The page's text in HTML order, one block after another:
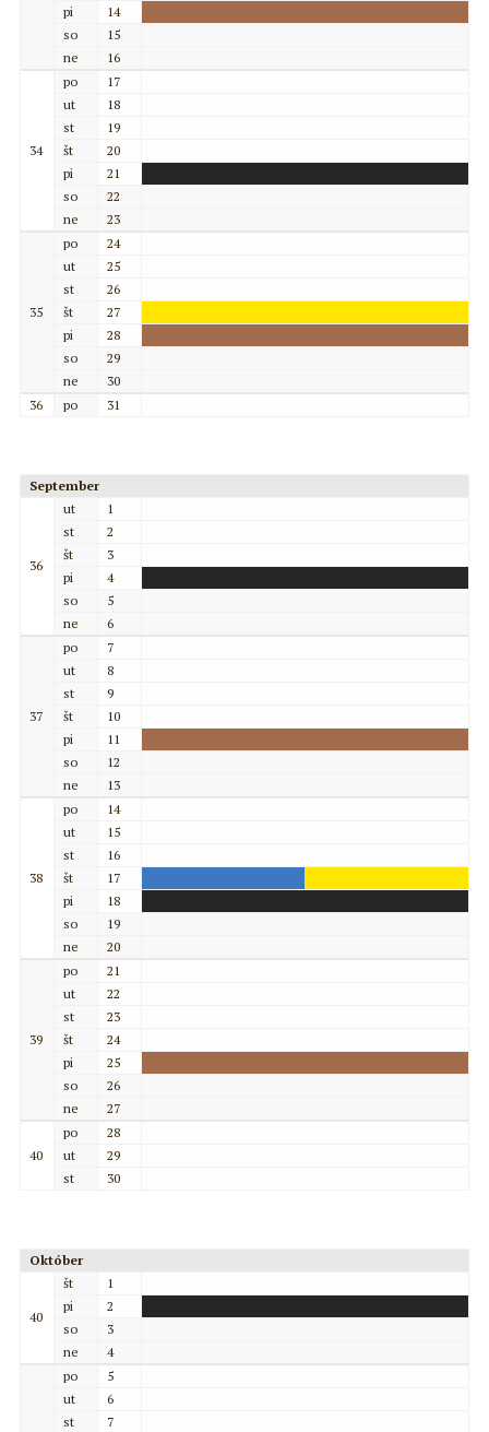
pi
14
so
15
ne
16
34
po
17
ut
18
st
19
št
20
pi
21
so
22
ne
23
35
po
24
ut
25
st
26
št
27
pi
28
so
29
ne
30
36
po 31
September
36
ut
1
st
2
št
3
pi
4
so
5
ne
6
37
po
7
ut
8
st
9
št
10
pi
11
so
12
ne
13
38
po
14
ut
15
st
16
št
17
pi
18
so
19
ne
20
39
po
21
ut
22
st
23
št
24
pi
25
so
26
ne
27
40
po
28
ut
29
st
30
Október
40
št
1
pi
2
so
3
ne
4
po
5
ut
6
st
7